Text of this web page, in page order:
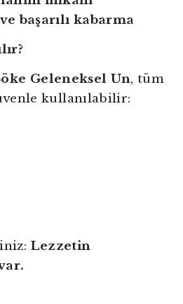
başarılı kabarma
Geleneksel Un, tüm
kullanılabilir:
Lezzetin